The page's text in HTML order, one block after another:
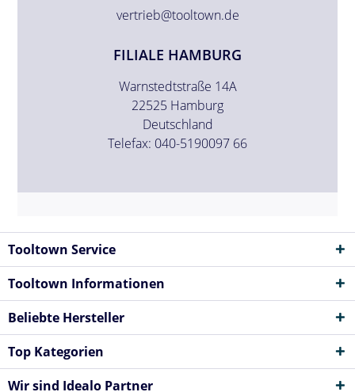
vertrieb@tooltown.de
FILIALE HAMBURG
Warnstedtstraße 14A
22525 Hamburg
Deutschland
Telefax: 040-5190097 66
Tooltown Service
Tooltown Informationen
Beliebte Hersteller
Top Kategorien
Wir sind Idealo Partner